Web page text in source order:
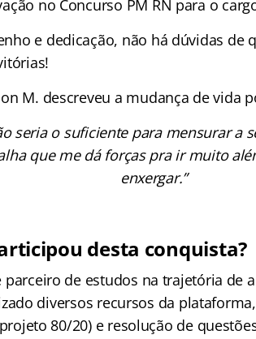
no Concurso PM RN para o
e dedicação, não há dúvidas de
M. descreveu a mudança de vida
seria o suficiente para mensurar a
que me dá forças pra ir muito
enxergar.”
desta conquista?
de estudos na trajetória de
diversos recursos da
80/20) e resolução de